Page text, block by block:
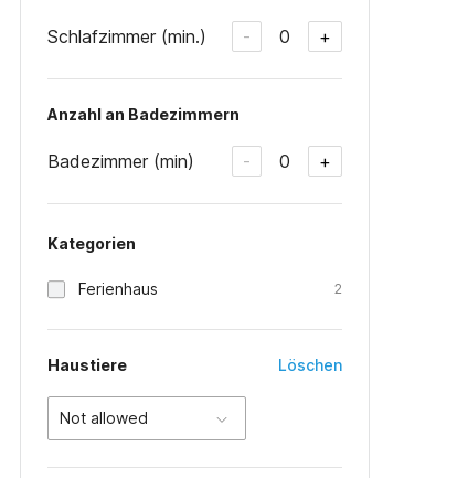
Schlafzimmer (min.) - 0 +
Anzahl an Badezimmern
Badezimmer (min) - 0 +
Kategorien
Ferienhaus 2
Haustiere Löschen
Not allowed